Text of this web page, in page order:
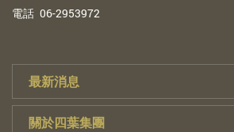
電話 06-2953972
最新消息
關於四葉集團